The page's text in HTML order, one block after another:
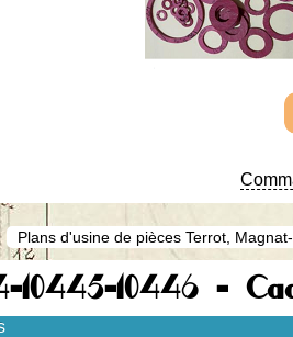
Plans d'usine de pièces Terrot,
10445-10446 -